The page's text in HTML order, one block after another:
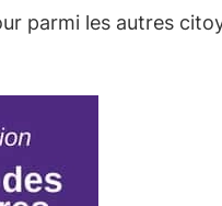
parmi les autres